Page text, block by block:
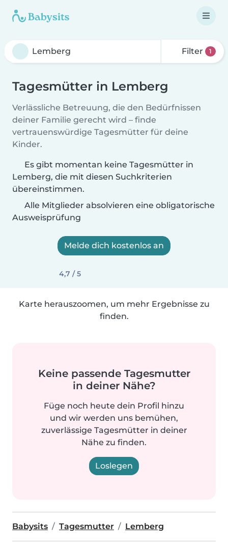
Filter 1
Tagesmütter in Lemberg
Verlässliche Betreuung, die den Bedürfnissen
deiner Familie gerecht wird – finde
vertrauenswürdige Tagesmütter für deine
Kinder.
Es gibt momentan keine Tagesmütter in
Lemberg, die mit diesen Suchkriterien
übereinstimmen.
Alle Mitglieder absolvieren eine obligatorische
Ausweisprüfung
Melde dich kostenlos an
4,7 / 5
Karte herauszoomen, um mehr Ergebnisse zu
finden.
Keine passende Tagesmutter
in deiner Nähe?
Füge noch heute dein Profil hinzu
und wir werden uns bemühen,
zuverlässige Tagesmütter in deiner
Nähe zu finden.
Loslegen
Babysits Tagesmutter Lemberg